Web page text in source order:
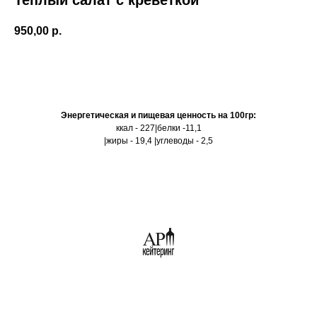
950,00 р.
Энергетическая и пищевая ценность на 100гр:
ккал - 227|белки -11,1
|жиры - 19,4 |углеводы - 2,5